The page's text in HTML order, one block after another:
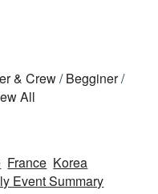
& Crew/ Begginer/
All
France Korea
Event Summary